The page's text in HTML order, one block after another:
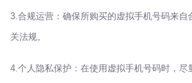
3.合规运营：确保所购买的虚拟手机号码来自
关法规。
4.个人隐私保护：在使用虚拟手机号码时，尽